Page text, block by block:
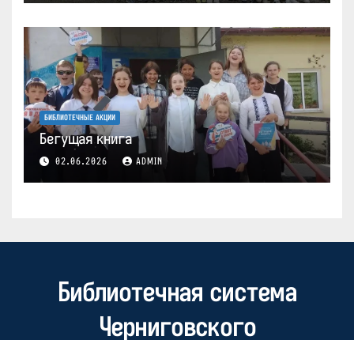
БИБЛИОТЕЧНЫЕ АКЦИИ
Бегущая книга
02.06.2026 ADMIN
Библиотечная система
Черниговского